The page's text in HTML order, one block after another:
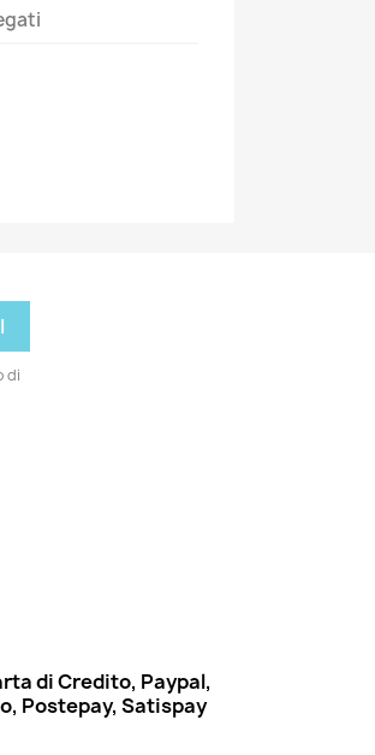
di
di Credito, Paypal,
Postepay, Satispay